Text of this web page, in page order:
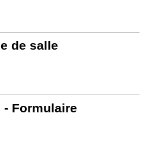
de salle
- Formulaire